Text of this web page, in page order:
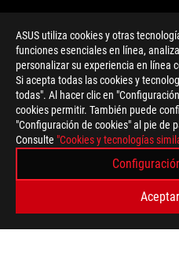
ASUS utiliza cookies y otras
funciones esenciales en línea,
personalizar su experiencia en línea
Si acepta todas las cookies y
todas". Al hacer clic en
cookies permitir. También puede
"Configuración de cookies" al pie de
Consulte "Cookies y tecnologías
> GAMING ROG STRIX
TIPO DE PAGO ADMITIDO
OBTÉN LAS ÚLTIMAS OFERTAS Y